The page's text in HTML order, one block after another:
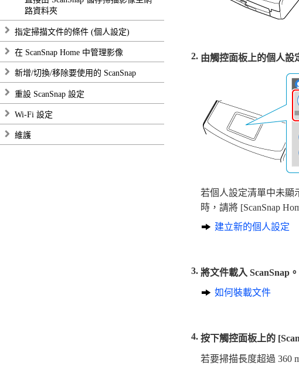
路資料夾
指定掃描文件的條件 (個人設定)
在 ScanSnap Home 中管理影像
新增/切換/移除要使用的 ScanSnap
重設 ScanSnap 設定
Wi-Fi 設定
維護
由觸控面板上的個人設
若個人設定清單中未顯
時，請將 [ScanSnap
建立新的個人設定
將文件載入 ScanSnap。
如何裝載文件
按下觸控面板上的
若要掃描長度超過 360